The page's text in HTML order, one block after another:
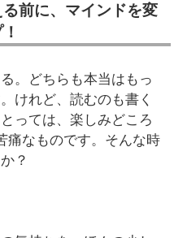
前に、マインドを変
。どちらも本当はもっ
けれど、読むのも書く
っては、楽しみどころ
痛なものです。そんな時
？